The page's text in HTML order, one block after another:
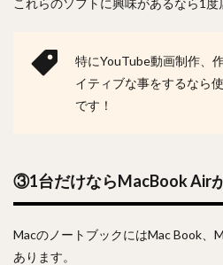
これらのソフトに興味があるなら1度
特にYouTube動画制作、
イティブな事をするなら
です！
③1台だけならMacBook Air
MacのノートブックにはMac Book、
あります。